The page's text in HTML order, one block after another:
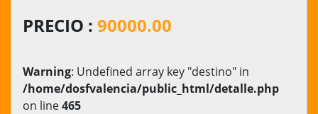
PRECIO : 90000.00
Warning: Undefined array key "destino" in
/home/dosfvalencia/public_html/detalle.php
on line465